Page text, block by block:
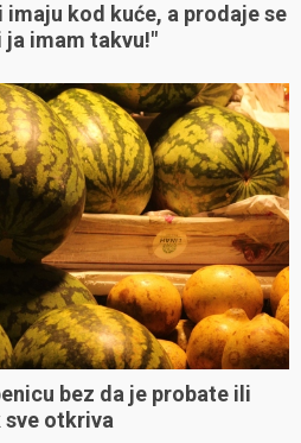
imaju kod kuće, a prodaje se
ja imam takvu!"
bez da je probate ili
sve otkriva